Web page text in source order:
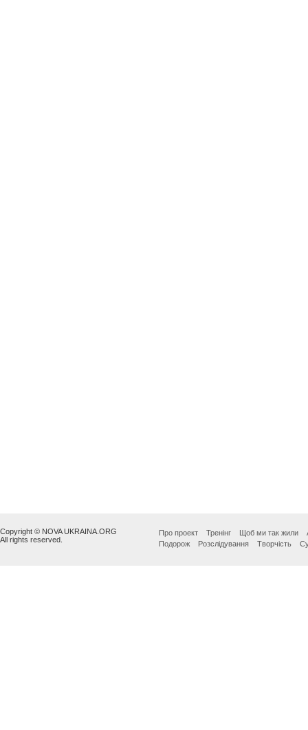
Copyright © NOVA UKRAINA.ORG
All rights reserved.
Про проект Тренінг Щоб ми так жили
Подорож
Розслідування Творчість